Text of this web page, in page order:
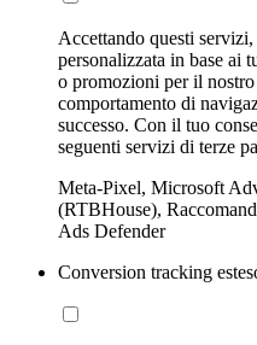
Accettando questi
personalizzata in base ai
o promozioni per il
comportamento di
successo. Con il tuo
seguenti servizi di terze
Meta-Pixel, Microsoft
(RTBHouse),
Ads Defender
Conversion tracking